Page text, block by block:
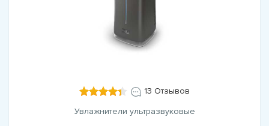
13 Отзывов
Увлажнители ультразвуковые